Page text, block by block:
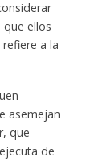
que ellos
a la
asemejan
que
de